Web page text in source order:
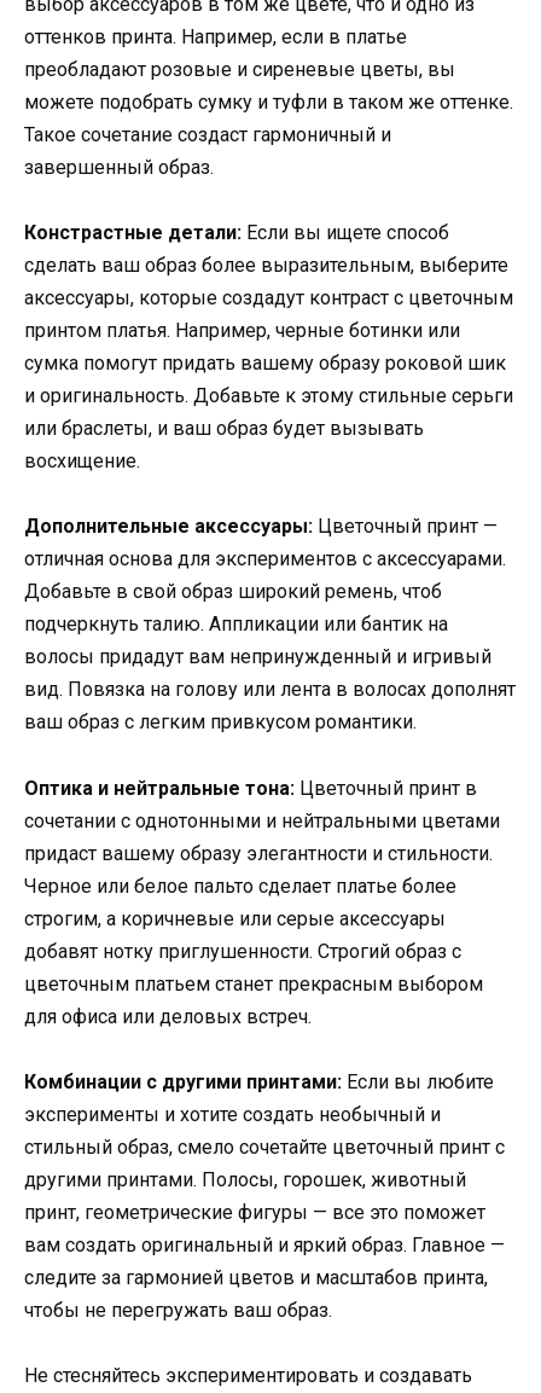
оттенков принта. Например, если в платье
преобладают розовые и сиреневые цветы, вы
можете подобрать сумку и туфли в таком же оттенке.
Такое сочетание создаст гармоничный и
завершенный образ.
Констрастные детали: Если вы ищете способ
сделать ваш образ более выразительным, выберите
аксессуары, которые создадут контраст с цветочным
принтом платья. Например, черные ботинки или
сумка помогут придать вашему образу роковой шик
и оригинальность. Добавьте к этому стильные серьги
или браслеты, и ваш образ будет вызывать
восхищение.
Дополнительные аксессуары: Цветочный принт —
отличная основа для экспериментов с аксессуарами.
Добавьте в свой образ широкий ремень, чтоб
подчеркнуть талию. Аппликации или бантик на
волосы придадут вам непринужденный и игривый
вид. Повязка на голову или лента в волосах дополнят
ваш образ с легким привкусом романтики.
Оптика и нейтральные тона: Цветочный принт в
сочетании с однотонными и нейтральными цветами
придаст вашему образу элегантности и стильности.
Черное или белое пальто сделает платье более
строгим, а коричневые или серые аксессуары
добавят нотку приглушенности. Строгий образ с
цветочным платьем станет прекрасным выбором
для офиса или деловых встреч.
Комбинации с другими принтами: Если вы любите
эксперименты и хотите создать необычный и
стильный образ, смело сочетайте цветочный принт с
другими принтами. Полосы, горошек, животный
принт, геометрические фигуры — все это поможет
вам создать оригинальный и яркий образ. Главное —
следите за гармонией цветов и масштабов принта,
чтобы не перегружать ваш образ.
Не стесняйтесь экспериментировать и создавать